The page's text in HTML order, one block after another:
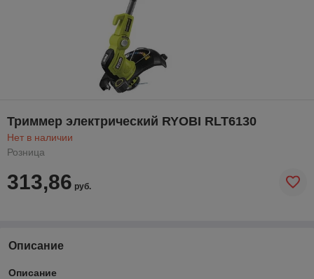
Триммер электрический RYOBI RLT6130
Нет в наличии
Розница
313,86 руб.
Описание
Описание